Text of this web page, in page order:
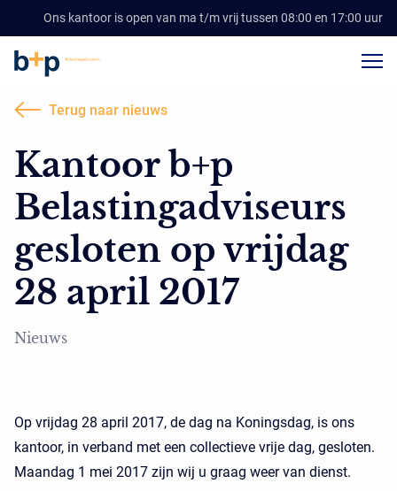
Ons kantoor is open van ma t/m vrij tussen 08:00 en 17:00 uur
Terug naar nieuws
Kantoor b+p
Belastingadviseurs
gesloten op vrijdag
28 april 2017
Nieuws
Op vrijdag 28 april 2017, de dag na Koningsdag, is ons
kantoor, in verband met een collectieve vrije dag, gesloten.
Maandag 1 mei 2017 zijn wij u graag weer van dienst.